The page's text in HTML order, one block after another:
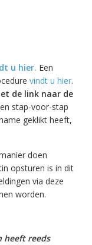
u hier. Een
vindt u hier.
de link naar de
stap-voor-stap
geklikt heeft,
doen
opsturen is in dit
via deze
worden.
heeft reeds